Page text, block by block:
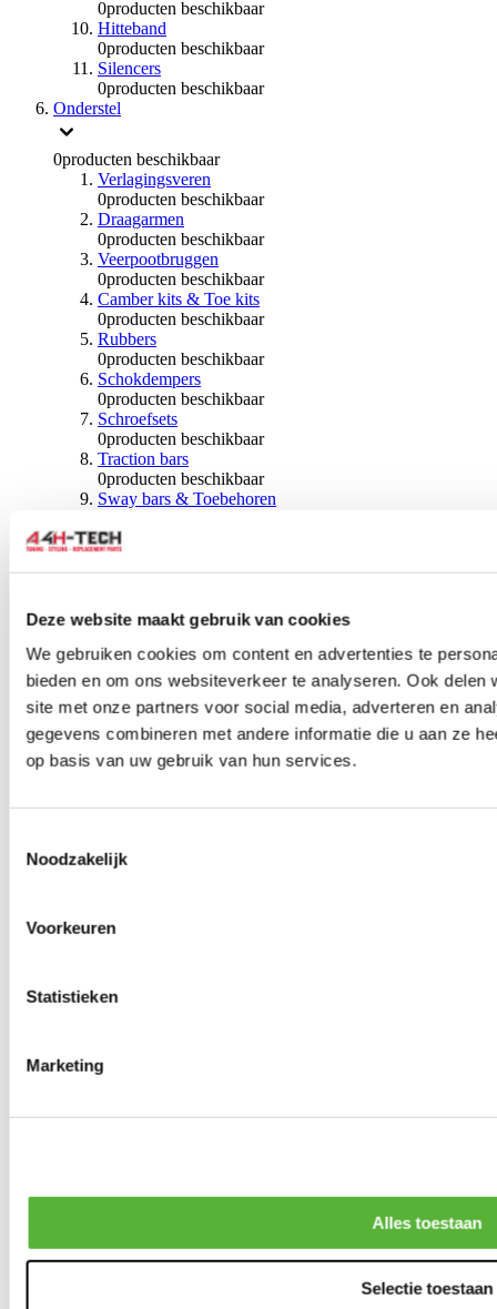
Deze website maakt gebruik van cookies
We gebruiken cookies om content en advertenties te
bieden en om ons websiteverkeer te analyseren. Ook
site met onze partners voor social media, adverteren en
gegevens combineren met andere informatie die u aan ze
op basis van uw gebruik van hun services.
Noodzakelijk
Voorkeuren
Statistieken
Marketing
Alles toestaan
Selectie toestaan
0producten beschikbaar
Hitteband
0producten beschikbaar
Silencers
0producten beschikbaar
Onderstel
0producten beschikbaar
Verlagingsveren
0producten beschikbaar
Draagarmen
0producten beschikbaar
Veerpootbruggen
0producten beschikbaar
Camber kits & Toe kits
0producten beschikbaar
Rubbers
0producten beschikbaar
Schokdempers
0producten beschikbaar
Schroefsets
0producten beschikbaar
Traction bars
0producten beschikbaar
Sway bars & Toebehoren
Kogels & Hoezen
0 producten beschikbaar
Wiellagers & Naven
Wielen & Toebehoren
producten beschikbaar
Spoorverbreders
0producten beschikbaar
Wielmoeren
producten beschikbaar
Draadeinden
Velgen overige
Remmen
Remleidingen
Remvloeistoffen
0producten beschikbaar